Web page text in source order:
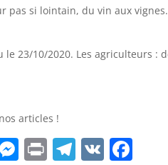
pas si lointain, du vin aux vignes.
le 23/10/2020. Les agriculteurs
articles !
M Pr T V